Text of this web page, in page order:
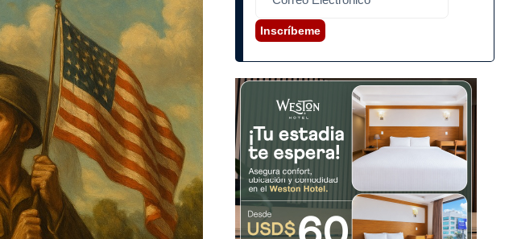
Inscríbeme